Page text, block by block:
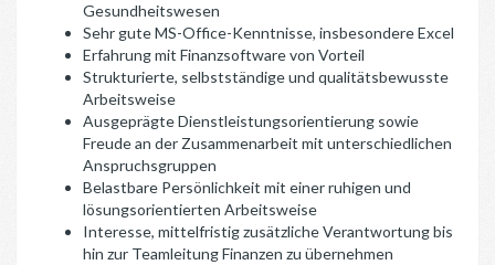
Gesundheitswesen
Sehr gute MS-Office-Kenntnisse, insbesondere Excel
Erfahrung mit Finanzsoftware von Vorteil
Strukturierte, selbstständige und qualitätsbewusste
Arbeitsweise
Ausgeprägte Dienstleistungsorientierung sowie
Freude an der Zusammenarbeit mit unterschiedlichen
Anspruchsgruppen
Belastbare Persönlichkeit mit einer ruhigen und
lösungsorientierten Arbeitsweise
Interesse, mittelfristig zusätzliche Verantwortung bis
hin zur Teamleitung Finanzen zu übernehmen